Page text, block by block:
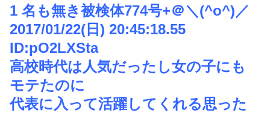
1 名も無き被検体774号+＠＼(^o^)／
2017/01/22(日) 20:45:18.55
ID:pO2LXSta
高校時代は人気だったし女の子にも
モテたのに
代表に入って活躍してくれる思った